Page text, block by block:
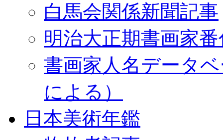
白馬会関係新聞記事
明治大正期書画家
書画家人名データ
による）
日本美術年鑑